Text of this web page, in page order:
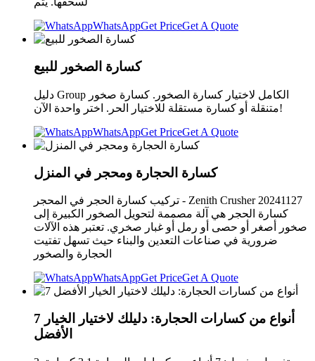
WhatsAppGet PriceGet A Quote
كسارة الصخور للبيع
دليل Group الكامل لاختيار كسارة الصخور. كسارة صخور
متنقلة أو كسارة مستقلة للاختيار الحر. اختر واحدة الآن!
WhatsAppGet PriceGet A Quote
كسارة الحجارة ومحجر في المنزل
تركيب كسارة الحجر في المحجر - Zenith Crusher 20241127
كسارة الحجر هي آلة مصممة لتحويل الصخور الكبيرة إلى
صخور أصغر أو حصى أو رمل أو غبار صخري. تعتبر هذه الآلات
ضرورية في صناعات التعدين والبناء حيث تسهل تفتيت
الحجارة والصخور
WhatsAppGet PriceGet A Quote
7 أنواع من كسارات الحجارة: دليلك لاختيار الخيار
الأفضل